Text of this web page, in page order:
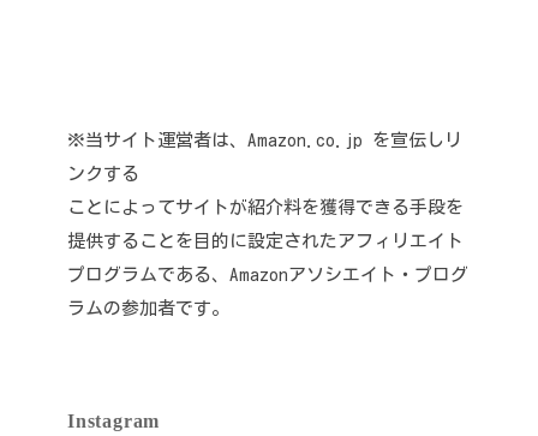
※当サイト運営者は、Amazon.co.jp を宣伝しリ
ンクする
ことによってサイトが紹介料を獲得できる手段を
提供することを目的に設定されたアフィリエイト
プログラムである、Amazonアソシエイト・プログ
ラムの参加者です。
Instagram